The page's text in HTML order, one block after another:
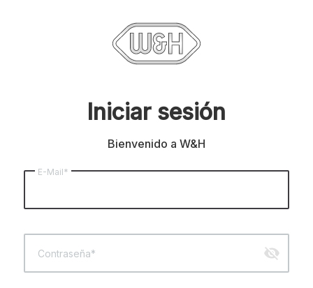
Iniciar sesión
Bienvenido a W&H
E-Mail*
Contraseña* visibility_off